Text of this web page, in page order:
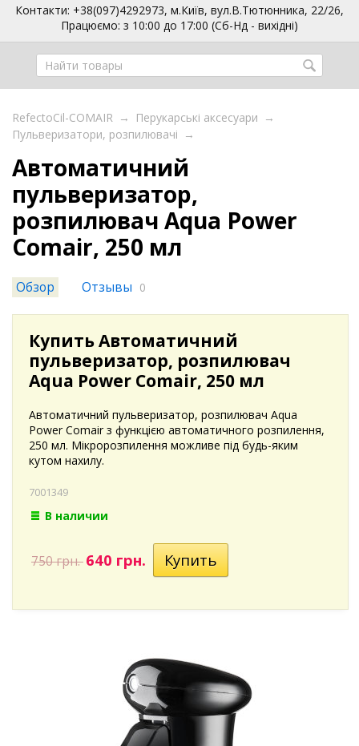
Контакти: +38(097)4292973, м.Київ, вул.В.Тютюнника, 22/26,
Працюємо: з 10:00 до 17:00 (Сб-Нд - вихідні)
RefectoCil-COMAIR → Перукарські аксесуари →
Пульверизатори, розпилювачі →
Автоматичний
пульверизатор,
розпилювач Aqua Power
Comair, 250 мл
Обзор Отзывы 0
Купить Автоматичний
пульверизатор, розпилювач
Aqua Power Comair, 250 мл
Автоматичний пульверизатор, розпилювач Aqua
Power Comair з функцією автоматичного розпилення,
250 мл. Мікророзпилення можливе під будь-яким
кутом нахилу.
7001349
В наличии
750 грн.640 грн.